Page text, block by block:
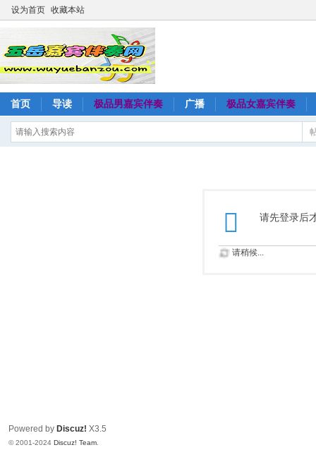
设为首页 收藏本站
首页 导读 极品男嘉宾伴奏 广播 极品女嘉宾伴奏
请先登录后
请稍候...
Powered by Discuz! X3.5
© 2001-2024 Discuz! Team